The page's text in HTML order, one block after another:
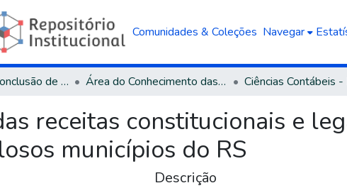
Comunidades & Coleções Navegar
Trabalhos de Conclusão de Curso Área do Conhecimento das Ciências Sociais Aplicadas
receitas constitucionais e
municípios do RS
Descrição